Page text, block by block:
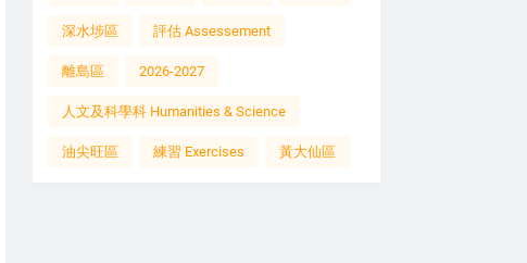
深水埗區 評估 Assessement
離島區 2026-2027
人文及科學科 Humanities & Science
油尖旺區 練習 Exercises 黃大仙區